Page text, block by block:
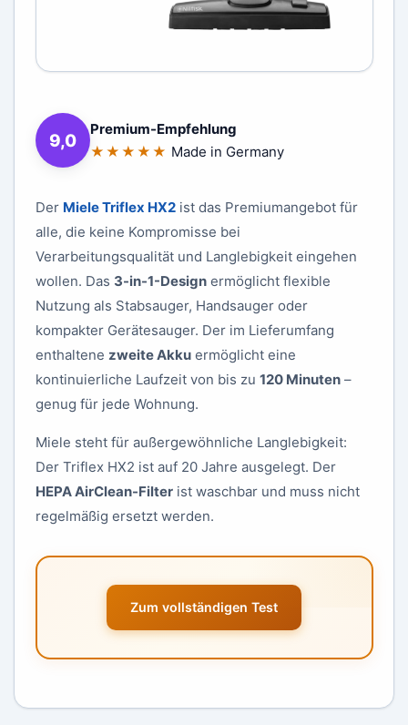
9,0
Premium-Empfehlung
★★★★★ Made in Germany
Der Miele Triflex HX2ist das Premiumangebot für
alle, die keine Kompromisse bei
Verarbeitungsqualität und Langlebigkeit eingehen
wollen. Das 3-in-1-Designermöglicht flexible
Nutzung als Stabsauger, Handsauger oder
kompakter Gerätesauger. Der im Lieferumfang
enthaltene zweite Akkuermöglicht eine
kontinuierliche Laufzeit von bis zu 120 Minuten–
genug für jede Wohnung.
Miele steht für außergewöhnliche Langlebigkeit:
Der Triflex HX2 ist auf 20 Jahre ausgelegt. Der
HEPA AirClean-Filterist waschbar und muss nicht
regelmäßig ersetzt werden.
Zum vollständigen Test